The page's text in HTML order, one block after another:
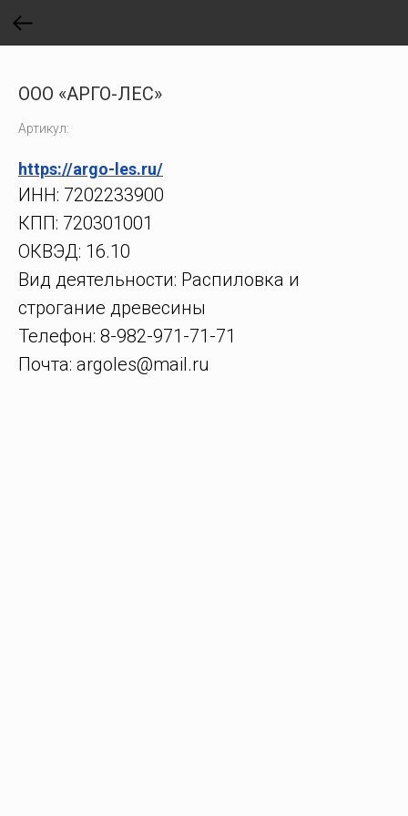
ООО «АРГО-ЛЕС»
Артикул:
https://argo-les.ru/
ИНН: 7202233900
КПП: 720301001
ОКВЭД: 16.10
Вид деятельности: Распиловка и
строгание древесины
Телефон: 8-982-971-71-71
Почта: argoles@mail.ru